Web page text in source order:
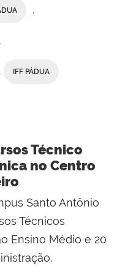
,
,
, IFF PÁDUA
Técnico
no Centro
Santo Antônio
Técnicos
Ensino Médio e 20